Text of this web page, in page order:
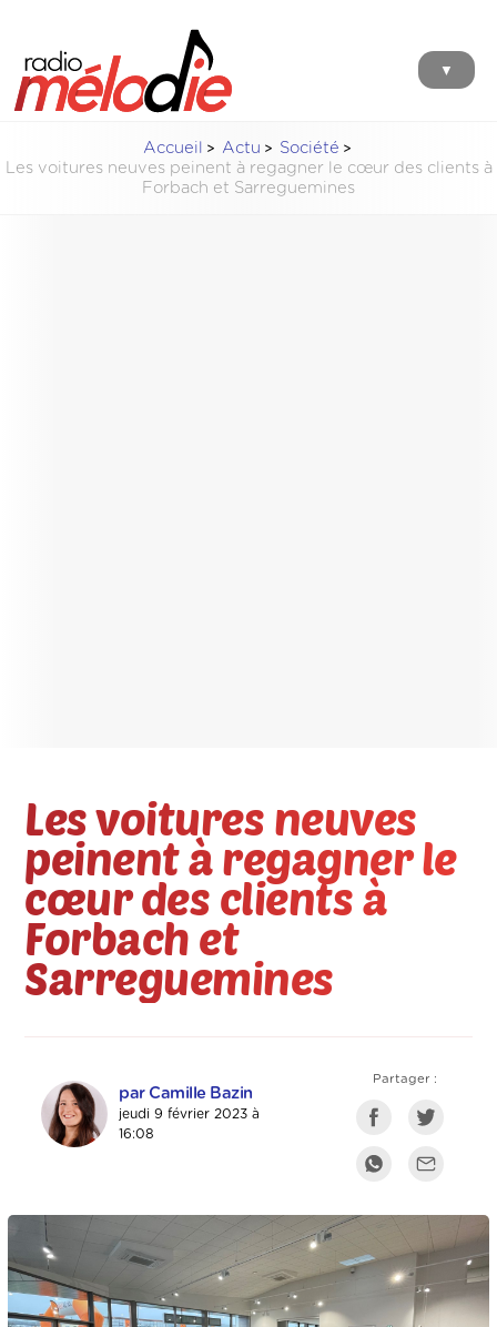
▼
Accueil Actu
Société
Les voitures neuves peinent à regagner le cœur des clients à
Forbach et Sarreguemines
Les voitures neuves
peinent à regagner le
cœur des clients à
Forbach et
Sarreguemines
par Camille Bazin
jeudi 9 février 2023 à
16:08
Partager :